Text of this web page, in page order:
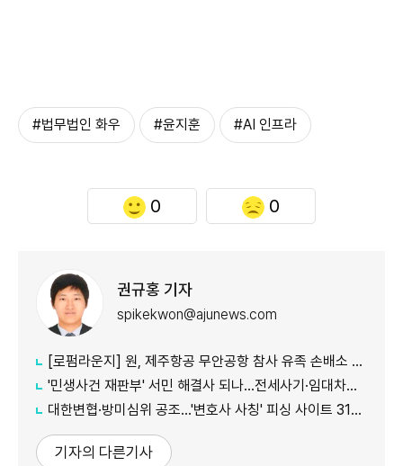
#법무법인 화우 #윤지훈 #AI 인프라
0 0
권규홍 기자
spikekwon@ajunews.com
[로펌라운지] 원, 제주항공 무안공항 참사 유족 손배소 대리..."참사 진상 명확히 규명"
'민생사건 재판부' 서민 해결사 되나...전세사기·임대차분쟁 평균 3개월내 해결
대한변협·방미심위 공조…'변호사 사칭' 피싱 사이트 31건 무더기 차단
기자의 다른기사